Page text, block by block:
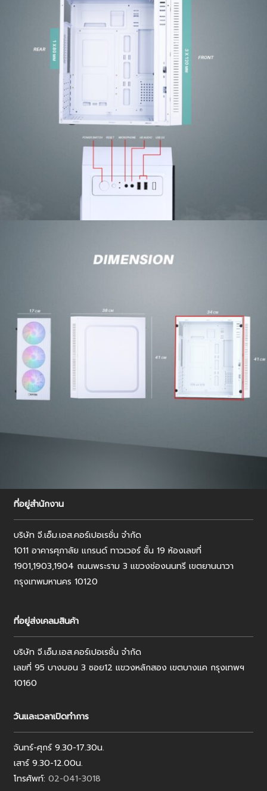
ที่อยู่สำนักงาน
บริษัท จี.เอ็ม.เอส.คอร์เปอเรชั่น จำกัด
1011 อาคารศุภาลัย แกรนด์ ทาวเวอร์ ชั้น 19 ห้องเลขที่
1901,1903,1904 ถนนพระราม 3 แขวงช่องนนทรี เขตยานนาวา
กรุงเทพมหานคร 10120
ที่อยู่ส่งเคลมสินค้า
บริษัท จี.เอ็ม.เอส.คอร์เปอเรชั่น จำกัด
เลขที่ 95 บางบอน 3 ซอย12 แขวงหลักสอง เขตบางแค กรุงเทพฯ
10160
วันและเวลาเปิดทำการ
จันทร์-ศุกร์ 9.30-17.30น.
เสาร์ 9.30-12.00น.
โทรศัพท์: 02-041-3018